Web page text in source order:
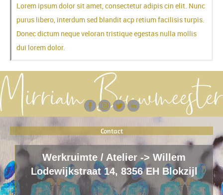
Lorem ipsum dolor sit amet, consectetur adipis cin elit. Nunc
purus libero, interdum sed blandit acp retium facilisis turpis.
Donec dictum neque veloran tristique egestas nulla mollis
dui lorem dolor.
Contact
Werkruimte / Atelier -> Willem
Lodewijkstraat 14, 8356 EH Blokzijl